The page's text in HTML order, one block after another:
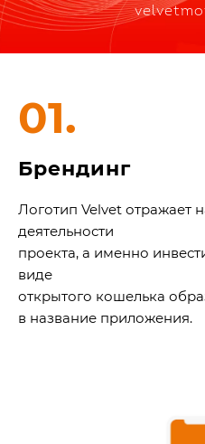
Брендинг
Логотип Velvet отражает
деятельности
проекта, а именно
виде
открытого кошелька
в название приложения.
01.